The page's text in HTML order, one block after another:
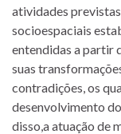
atividades
socioespaciais
entendidas a partir
suas
contradições, os
desenvolvimento
disso,a atuação de